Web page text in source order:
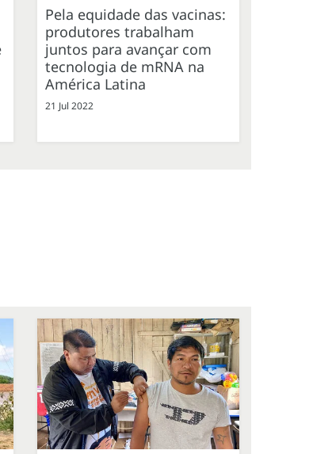
Pela equidade das vacinas:
produtores trabalham
juntos para avançar com
tecnologia de mRNA na
América Latina
21 Jul 2022